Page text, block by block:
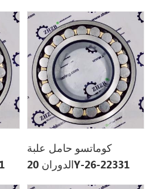
كوماتسو حامل علبة
الدوران 20Y-26-22331